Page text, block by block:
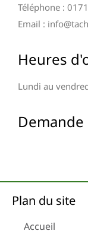
Téléphone :
Email :
Heures
Lundi au
Plan du site
Accueil